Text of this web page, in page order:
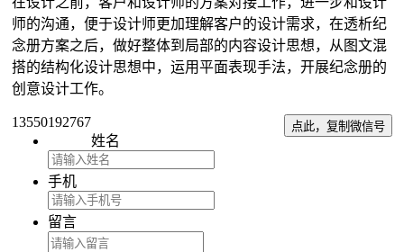
师的沟通，便于设计师更加理解客户的设计需求，在透析纪
念册方案之后，做好整体到局部的内容设计思想，从图文混
搭的结构化设计思想中，运用平面表现手法，开展纪念册的
创意设计工作。
13550192767 点此，复制微信号
姓名
手机
留言